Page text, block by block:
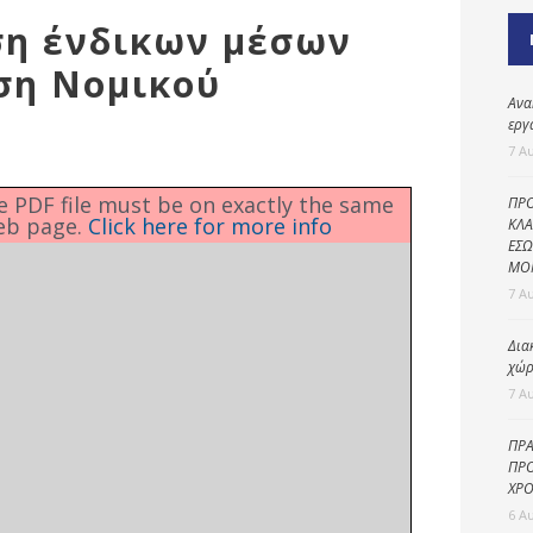
προστασία
ένδικων μέσων
Νομικού
file must be on exactly the same
page. Click here for more info
7
7
7
6